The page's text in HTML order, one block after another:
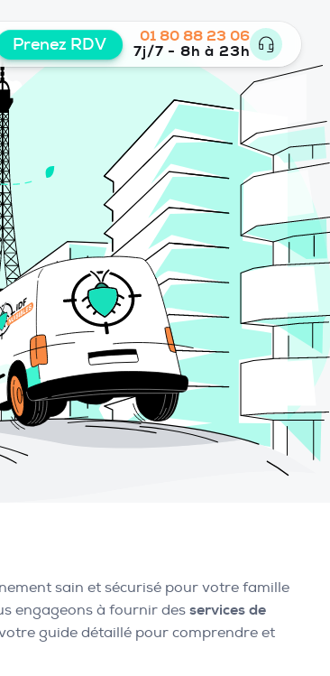
Prenez RDV
01 80 88 23 06
7j/7 - 8h à 23h
sain et sécurisé pour votre famille
engageons à fournir des services de
guide détaillé pour comprendre et